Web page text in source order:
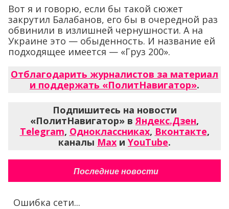
Вот я и говорю, если бы такой сюжет
закрутил Балабанов, его бы в очередной раз
обвинили в излишней чернушности. А на
Украине это — обыденность. И название ей
подходящее имеется — «Груз 200».
Отблагодарить журналистов за материал
и поддержать «ПолитНавигатор».
Подпишитесь на новости
«ПолитНавигатор» в Яндекс.Дзен,
Telegram, Одноклассниках, Вконтакте,
каналы Max и YouTube.
Последние новости
Ошибка сети...